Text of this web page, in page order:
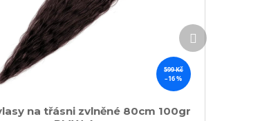
599 Kč
–16 %
na třásni zvlněné 80cm 100gr
Další
produkt